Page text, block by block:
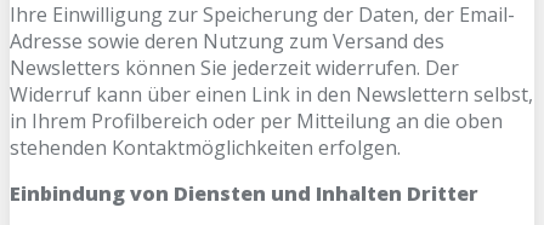
Ihre Einwilligung zur Speicherung der Daten, der Email-
Adresse sowie deren Nutzung zum Versand des
Newsletters können Sie jederzeit widerrufen. Der
Widerruf kann über einen Link in den Newslettern selbst,
in Ihrem Profilbereich oder per Mitteilung an die oben
stehenden Kontaktmöglichkeiten erfolgen.
Einbindung von Diensten und Inhalten Dritter